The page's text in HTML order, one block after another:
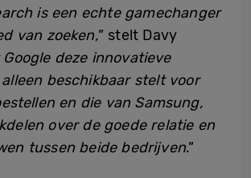
is een echte gamechanger
van zoeken,” stelt Davy
Google deze innovatieve
beschikbaar stelt voor
en die van Samsung,
over de goede relatie en
tussen beide bedrijven.”